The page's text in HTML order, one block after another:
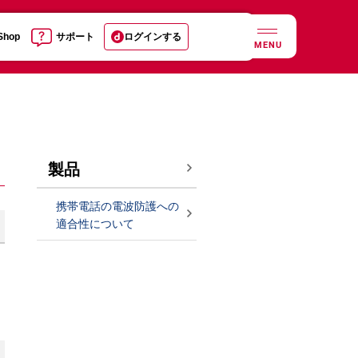
サポート ログインする
MENU
製品
携帯電話の電波防護への
適合性について